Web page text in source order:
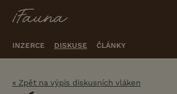
INZERCE DISKUSE ČLÁNKY
« Zpět na výpis diskusních vláken